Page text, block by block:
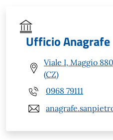
Ufficio Anagrafe
Viale I, Maggio
(CZ)
0968 79111